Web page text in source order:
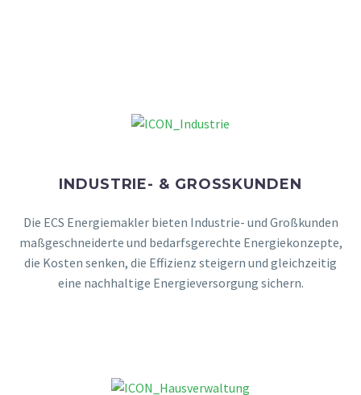
INDUSTRIE- & GROSSKUNDEN
Die ECS Energiemakler bieten Industrie- und Großkunden
maßgeschneiderte und bedarfsgerechte Energiekonzepte,
die Kosten senken, die Effizienz steigern und gleichzeitig
eine nachhaltige Energieversorgung sichern.